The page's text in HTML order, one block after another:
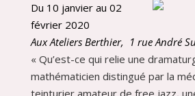
Du 10 janvier au 02
février 2020
Aux Ateliers Berthier, 1 rue André
« Qu’est-ce qui relie une
mathématicien distingué par la